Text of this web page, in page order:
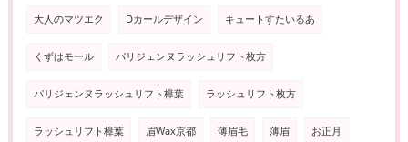
大人のマツエク Dカールデザイン キュートすたいるあ
くずはモール パリジェンヌラッシュリフト枚方
パリジェンヌラッシュリフト樟葉 ラッシュリフト枚方
ラッシュリフト樟葉 眉Wax京都 薄眉毛 薄眉 お正月